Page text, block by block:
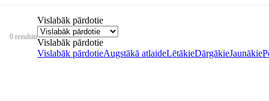
0 rezultāti
Vislabāk pārdotie
Vislabāk pārdotie
Vislabāk pārdotieAugstākā atlaideLētākieDārgākieJaunākie